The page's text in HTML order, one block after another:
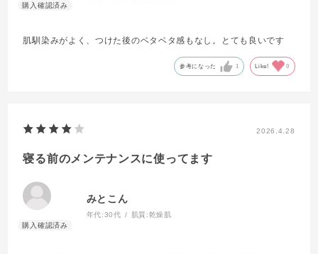
肌馴染みがよく、つけた後のベタベタ感もなし。とても良いです
参考になった 1 Like! 0
2026.4.28
寝る前のメンテナンスに使ってます
みとこん
年代:30代 肌質:乾燥肌